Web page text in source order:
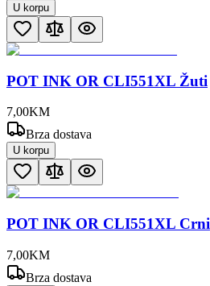
U korpu
POT INK OR CLI551XL Žuti
7,00KM
Brza dostava
U korpu
POT INK OR CLI551XL Crni
7,00KM
Brza dostava